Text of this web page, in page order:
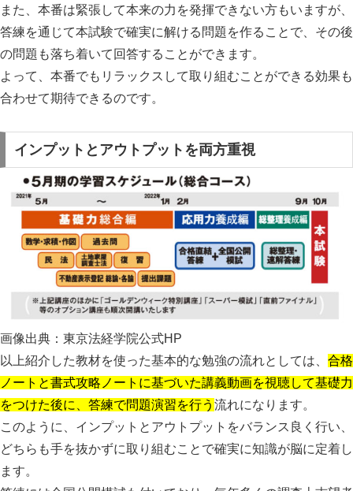
また、本番は緊張して本来の力を発揮できない方もいますが、
答練を通じて本試験で確実に解ける問題を作ることで、その後
の問題も落ち着いて回答することができます。
よって、 本番でもリラックスして取り組むことができる効果も
合わせて期待できるのです。
インプットとアウトプットを両方重視
画像出典：東京法経学院公式HP
以上紹介した教材を使った基本的な勉強の流れとしては、 合格
ノートと書式攻略ノートに基づいた講義動画を視聴して基礎力
をつけた後に、答練で問題演習を行う 流れになります。
このように、インプットとアウトプットをバランス良く行い、
どちらも手を抜かずに取り組むことで確実に知識が脳に定着し
ます。